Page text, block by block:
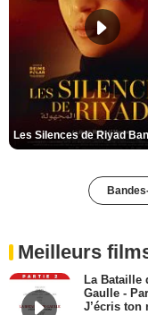
Meilleurs
La Bataille
Gaulle -
J’écris ton